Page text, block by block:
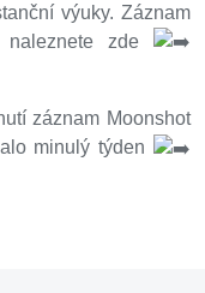
výuky. Záznam
naleznete zde
záznam Moonshot
minulý týden